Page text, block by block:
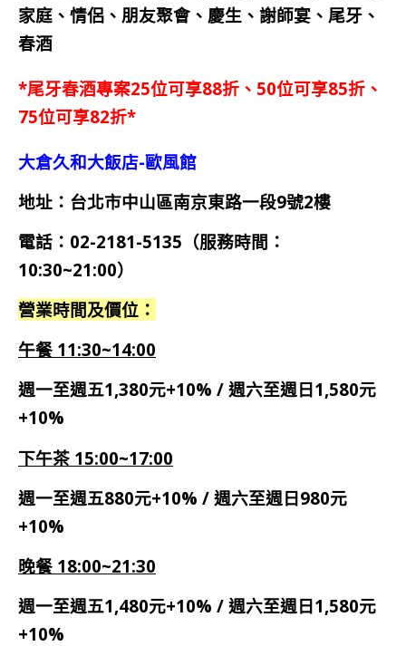
家庭、情侶、朋友聚會、慶生、謝師宴、尾牙、
春酒
*尾牙春酒專案25位可享88折、50位可享85折、
75位可享82折*
大倉久和大飯店-歐風館
地址：台北市中山區南京東路一段9號2樓
電話：02-2181-5135（服務時間：
10:30~21:00）
營業時間及價位：
午餐 11:30~14:00
週一至週五1,380元+10% / 週六至週日1,580元
+10%
下午茶 15:00~17:00
週一至週五880元+10% / 週六至週日980元
+10%
晚餐 18:00~21:30
週一至週五1,480元+10% / 週六至週日1,580元
+10%